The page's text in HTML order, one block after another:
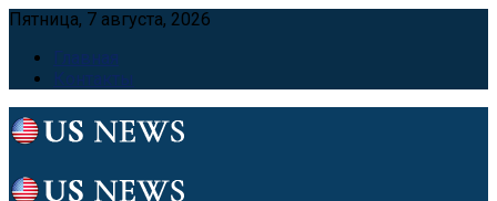
Пятница, 7 августа, 2026
Главная
Контакты